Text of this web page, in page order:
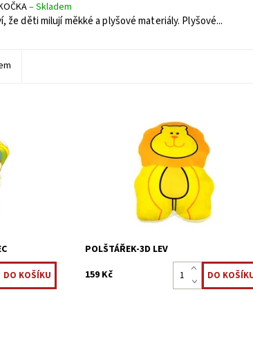
–Skladem
že děti milují měkké a plyšové materiály. Plyšové...
s
z dutého
sloužit
oblíbí.
Každý z nás ví, že děti milují měkké a
plyšové materiály. Plyšové polštáře jsou
věci, které pomáhají našim dětem usnout,
uklidnit je a dát pocit bezpečí. Měkký
tvarovaný 3D...
Dostupnost:
Skladem 5 ks
22323869
POLŠTÁŘEK-3D LEV
159 Kč